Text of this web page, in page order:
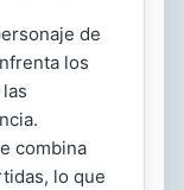
de
los
combina
lo que